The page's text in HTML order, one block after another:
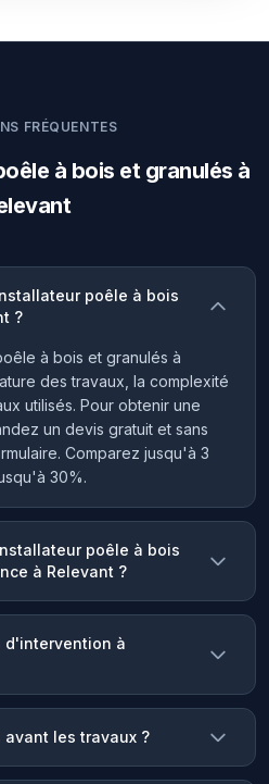
FRÉQUENTES
à bois et granulés à
poêle à bois
?
à bois et granulés à
des travaux, la complexité
utilisés. Pour obtenir une
un devis gratuit et sans
Comparez jusqu'à 3
30%.
poêle à bois
à Relevant ?
d'intervention à
les travaux ?